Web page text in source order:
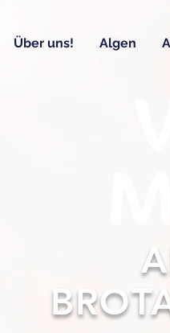
Über uns! Algen